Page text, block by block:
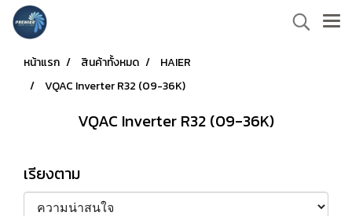
หน้าแรก สินค้าทั้งหมด
HAIER
VQAC Inverter R32 (09-36K)
VQAC Inverter R32 (09-36K)
เรียงตาม